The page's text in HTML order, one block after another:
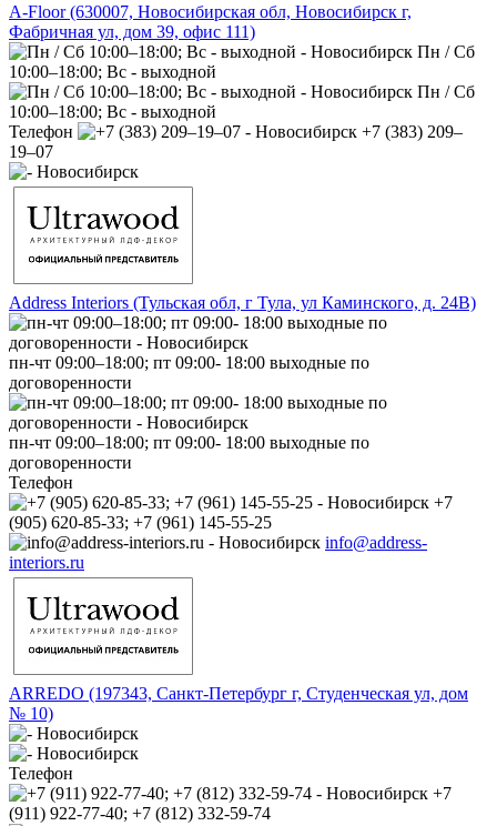
A-Floor (630007, Новосибирская обл, Новосибирск г,
Фабричная ул, дом 39, офис 111)
Пн / Сб
10:00–18:00; Вс - выходной
Пн / Сб
10:00–18:00; Вс - выходной
Телефон
+7 (383) 209‒
19‒07
Address Interiors (Тульская обл, г Тула, ул Каминского, д. 24В)
пн-чт 09:00–18:00; пт 09:00- 18:00 выходные по
договоренности
пн-чт 09:00–18:00; пт 09:00- 18:00 выходные по
договоренности
Телефон
+7
(905) 620-85-33; +7 (961) 145-55-25
info@address-
interiors.ru
ARREDO (197343, Санкт-Петербург г, Студенческая ул, дом
№ 10)
Телефон
+7
(911) 922-77-40; +7 (812) 332-59-74